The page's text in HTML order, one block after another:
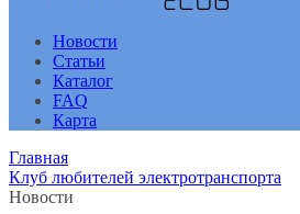
Новости
Статьи
Каталог
FAQ
Карта
Главная
Клуб любителей электротранспорта
Новости